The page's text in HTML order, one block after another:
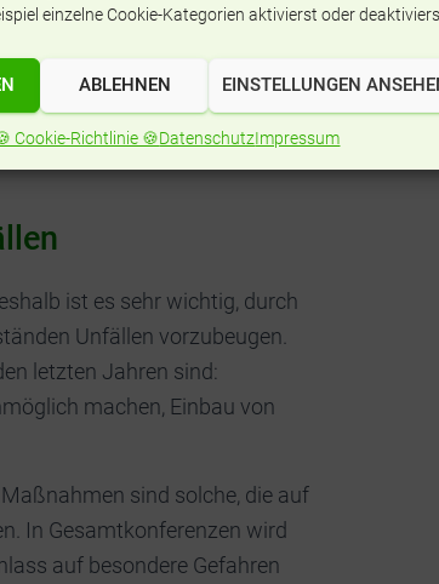
einzelne Cookie-Kategorien aktivierst oder
ABLEHNEN EINSTELLUNGEN
Cookie-Richtlinie 🍪DatenschutzImpressum
getragenen
dieses Dienstes ist unter
ist es sehr wichtig, durch
Unfällen vorzubeugen.
letzten Jahren sind:
machen, Einbau von
sind solche, die auf
In Gesamtkonferenzen wird
auf besondere Gefahren